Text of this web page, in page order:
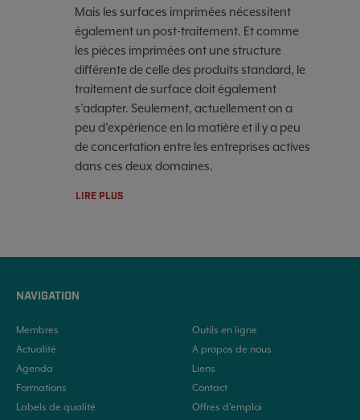
Mais les surfaces imprimées nécessitent
également un post-traitement. Et comme
les pièces imprimées ont une structure
différente de celle des produits standard, le
traitement de surface doit également
s’adapter. Seulement, actuellement on a
peu d’expérience en la matière et il y a peu
de concertation entre les entreprises actives
dans ces deux domaines.
LIRE PLUS
NAVIGATION
Membres
Actualité
Agenda
Formations
Labels de qualité
Outils en ligne
A propos de nous
Liens
Contact
Offres d'emploi